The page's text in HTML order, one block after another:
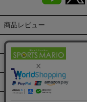
商品レビュー
会社概要（HP）
特定商取引法に基づく表示